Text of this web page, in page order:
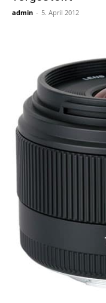
admin - 5. April 2012